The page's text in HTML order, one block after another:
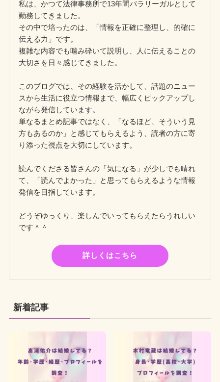
私は、かつて法律事務所で13年間パラリーガルとして
勤務してきました。
その中で培ったのは、「情報を正確に整理し、的確に
伝える力」です。
複雑な内容でも噛み砕いて説明し、人に伝えることの
大切さを日々感じてきました。
このブログでは、その経験を活かして、話題のニュー
スから生活に役立つ情報まで、幅広くピックアップし
ながら発信しています。
単なるまとめ記事ではなく、「なるほど、そういう見
方もあるのか」と感じてもらえるよう、読者の方に寄
り添った視点を大切にしています。
読んでくださる皆さんの「気になる」が少しでも晴れ
て、「読んでよかった」と思ってもらえるような情報
発信を目指しています。
どうぞゆっくり、楽しんでいってもらえたらうれしい
です＾＾
詳しくはこちら
新着記事